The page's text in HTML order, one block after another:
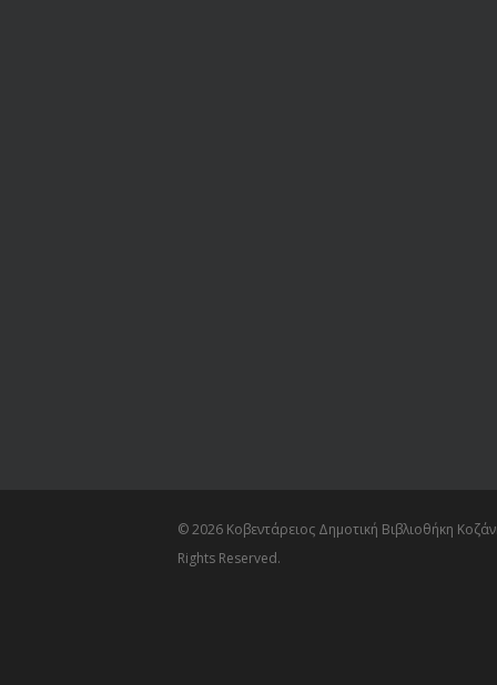
© 2026 Κοβεντάρειος Δημοτική Βιβλιοθήκη
Rights Reserved.